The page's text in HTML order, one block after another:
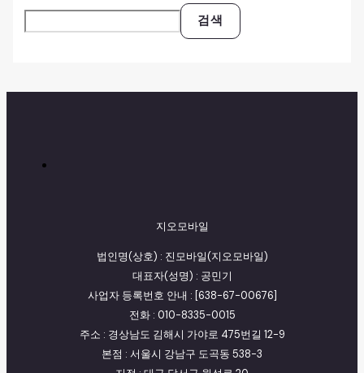
검색
지오모바일
법인명(상호) : 진모바일(지오모바일)
대표자(성명) : 공민기
사업자 등록번호 안내 : [638-67-00676]
전화 : 010-8335-0015
주소 : 경상남도 김해시 가야로 475번길 12-9
본점 : 서울시 강남구 도곡동 538-3